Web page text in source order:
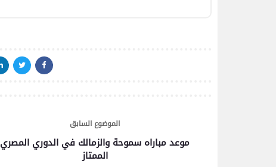
الموضوع السابق
موعد مباراه سموحة والزمالك في الدوري المصري
الممتاز
رياضة